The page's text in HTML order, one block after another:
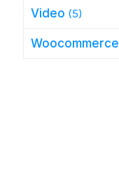
Video (5)
Woocommerce